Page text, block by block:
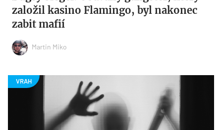
založil kasino Flamingo, byl nakonec
zabit mafií
Martin Miko